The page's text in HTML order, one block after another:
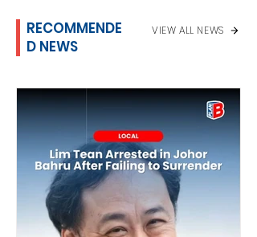
RECOMMENDE
D NEWS
VIEW ALL NEWS